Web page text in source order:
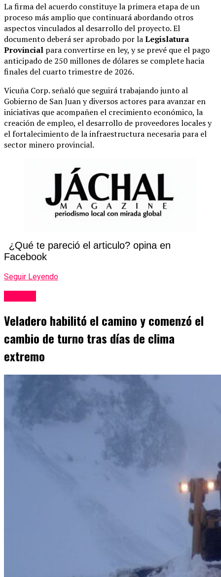
La firma del acuerdo constituye la primera etapa de un
proceso más amplio que continuará abordando otros
aspectos vinculados al desarrollo del proyecto. El
documento deberá ser aprobado por laLegislatura
Provincial para convertirse en ley, y se prevé que el pago
anticipado de 250 millones de dólares se complete hacia
finales del cuarto trimestre de 2026.
Vicuña Corp. señaló que seguirá trabajando junto al
Gobierno de San Juan y diversos actores para avanzar en
iniciativas que acompañen el crecimiento económico, la
creación de empleo, el desarrollo de proveedores locales y
el fortalecimiento de la infraestructura necesaria para el
sector minero provincial.
¿Qué te pareció el articulo? opina en
Facebook
Seguir Leyendo
Veladero habilitó el camino y comenzó el
cambio de turno tras días de clima
extremo